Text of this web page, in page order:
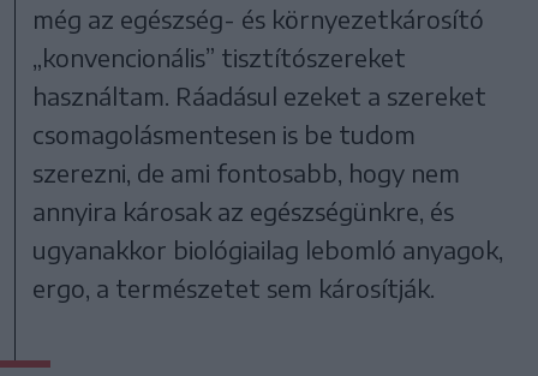
még az egészség- és környezetkárosító
„konvencionális” tisztítószereket
használtam. Ráadásul ezeket a szereket
csomagolásmentesen is be tudom
szerezni, de ami fontosabb, hogy nem
annyira károsak az egészségünkre, és
ugyanakkor biológiailag lebomló anyagok,
ergo, a természetet sem károsítják.